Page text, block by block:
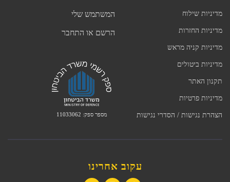
מדיניות שילוח
מדיניות החזרות
מדיניות קניה מראש
מדיניות ביטולים
תקנון האתר
מדיניות פרטיות
הצהרת נגישות / הסדרי נגישות
המשתמש שלי
הרשם או התחבר
מספר ספק: 11033062
עקוב אחרינו